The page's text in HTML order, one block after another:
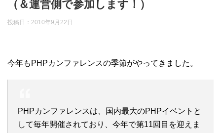
（＆運営側で参加します！）
投稿日： 2010年9月22日
今年もPHPカンファレンスの季節がやってきました。
PHPカンファレンスは、国内最大のPHPイベントと
して毎年開催されており、今年で第11回目を迎えま